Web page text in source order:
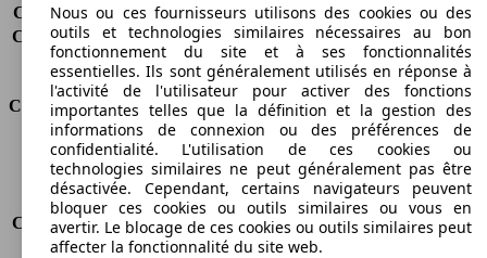
Capacité de remorquage (sans freins) 500 kg
Capacité de remorquage (avec freins) 1300 kg
Volume du coffre
400 - 1175 l
Consommation
Émissions de CO2*
113 g/km (komb.)
Consommation (ville)
5.3 l/100km
Consommation (route)
3.7 l/100km
Consommation (combinée)* 4.3 l/100km
Classe d'émissions
Euro 5
Nous ou ces fournisseurs utilisons des cookies ou des
outils et technologies similaires nécessaires au bon
fonctionnement du site et à ses fonctionnalités
essentielles. Ils sont généralement utilisés en réponse à
l'activité de l'utilisateur pour activer des fonctions
importantes telles que la définition et la gestion des
informations de connexion ou des préférences de
confidentialité. L'utilisation de ces cookies ou
technologies similaires ne peut généralement pas être
désactivée. Cependant, certains navigateurs peuvent
bloquer ces cookies ou outils similaires ou vous en
avertir. Le blocage de ces cookies ou outils similaires peut
affecter la fonctionnalité du site web.